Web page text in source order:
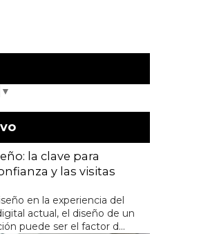
▼
la clave para
y las visitas
en la experiencia del
actual, el diseño de un
puede ser el factor d...